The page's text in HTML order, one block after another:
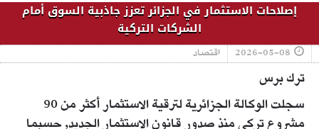
إصلاحات الاستثمار في الجزائر تعزز جاذبية السوق أمام
الشركات التركية
2026-05-08 اقتصاد
ترك برس
سجلت الوكالة الجزائرية لترقية الاستثمار أكثر من 90